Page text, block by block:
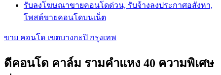
รับลงโฆษณาขายคอนโดด่วน, รับจ้างลงประกาศอสังหา,
โพสต์ขายคอนโดบนเน็ต
ขาย คอนโด เขตบางกะปิ กรุงเทพ
ดีคอนโด คาล์ม รามคำแหง 40 ความพิเศษ